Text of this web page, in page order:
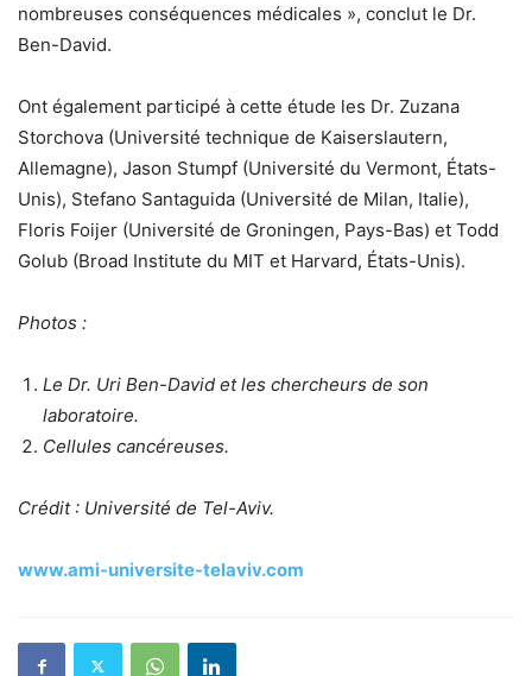
nombreuses conséquences médicales », conclut le Dr.
Ben-David.
Ont également participé à cette étude les Dr. Zuzana
Storchova (Université technique de Kaiserslautern,
Allemagne), Jason Stumpf (Université du Vermont, États-
Unis), Stefano Santaguida (Université de Milan, Italie),
Floris Foijer (Université de Groningen, Pays-Bas) et Todd
Golub (Broad Institute du MIT et Harvard, États-Unis).
Photos :
Le Dr. Uri Ben-David et les chercheurs de son
laboratoire.
Cellules cancéreuses.
Crédit : Université de Tel-Aviv.
www.ami-universite-telaviv.com